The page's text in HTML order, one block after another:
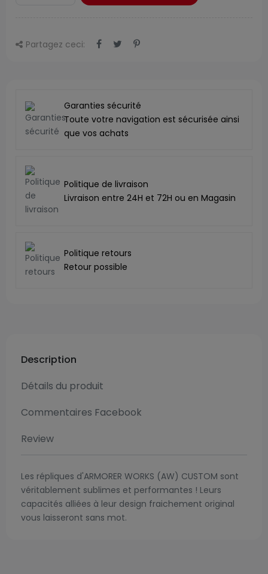
Partagez ceci:
Garanties sécurité
Toute votre navigation est sécurisée ainsi
que vos achats
Politique de livraison
Livraison entre 24H et 72H ou en Magasin
Politique retours
Retour possible
Description
Détails du produit
Commentaires Facebook
Review
Les répliques d'ARMORER WORKS (AW) CUSTOM sont
véritablement sublimes et performantes ! Leurs
capacités alliées à leur design fraichement original
vous laisseront sans mot.